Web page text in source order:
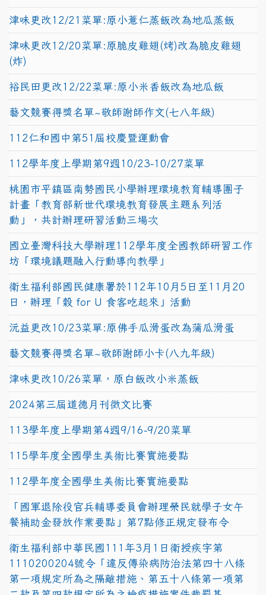
津味更改12/21菜單:原小薏仁蒸飯改為地瓜蒸飯
津味更改12/20菜單:原脆皮雞翅(烤)改為脆皮雞翅
(炸)
裕民田更改12/22菜單:原小米香飯改為地瓜飯
藝文競賽得獎名單~敬師謝師作文(七八年級)
112仁和國中第51屆校慶暨運動會
112學年度上學期第9週10/23-10/27菜單
桃園市平鎮區南勢國民小學辦理環境教育輔導團子
計畫「教育部新世代環境教育發展主題系列活
動」，共計辦理研習活動三場次
國立臺灣科技大學辦理112學年度全國教師研習工作
坊「環境議題融入行動導向教學」
衛生福利部國民健康署於112年10月5日至11月20
日，辦理「穀 for U 食客吃起來」活動
沅益更改10/23菜單:原佛手瓜滑蛋改為蒲瓜滑蛋
藝文競賽得獎名單~敬師謝師小卡(八九年級)
津味更改10/26菜單，原白飯改小米蒸飯
2024第三屆道德月刊徵文比賽
113學年度上學期第4週9/16-9/20菜單
115學年度全國學生美術比賽實施要點
112學年度全國學生美術比賽實施要點
「國軍退除役官兵輔導委員會辦理榮民就學子女午
餐補助金發放作業要點」第7點修正規定發布令
衛生福利部中華民國111年3月1日衛授疾字第
1110200204號令「違反傳染病防治法第四十八條
第一項規定所為之隔離措施、第五十八條第一項第